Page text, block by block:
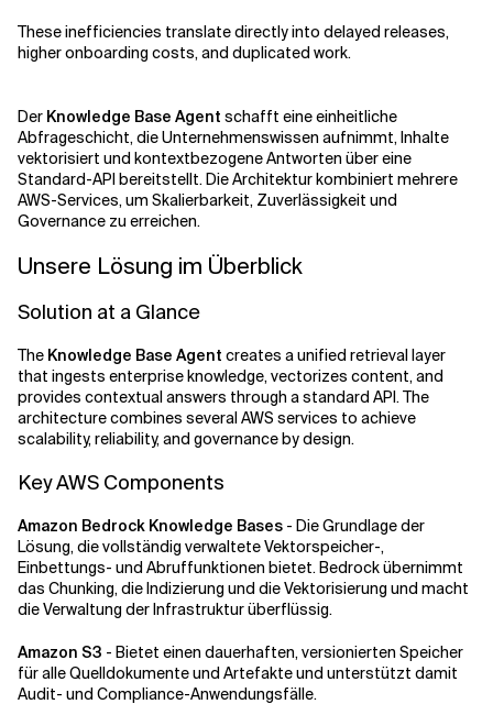
These inefficiencies translate directly into delayed releases,
higher onboarding costs, and duplicated work.
Der Knowledge Base Agent schafft eine einheitliche
Abfrageschicht, die Unternehmenswissen aufnimmt, Inhalte
vektorisiert und kontextbezogene Antworten über eine
Standard-API bereitstellt. Die Architektur kombiniert mehrere
AWS-Services, um Skalierbarkeit, Zuverlässigkeit und
Governance zu erreichen.
Unsere Lösung im Überblick
Solution at a Glance
The Knowledge Base Agent creates a unified retrieval layer
that ingests enterprise knowledge, vectorizes content, and
provides contextual answers through a standard API. The
architecture combines several AWS services to achieve
scalability, reliability, and governance by design.
Key AWS Components
Amazon Bedrock Knowledge Bases - Die Grundlage der
Lösung, die vollständig verwaltete Vektorspeicher-,
Einbettungs- und Abruffunktionen bietet. Bedrock übernimmt
das Chunking, die Indizierung und die Vektorisierung und macht
die Verwaltung der Infrastruktur überflüssig.
Amazon S3 - Bietet einen dauerhaften, versionierten Speicher
für alle Quelldokumente und Artefakte und unterstützt damit
Audit- und Compliance-Anwendungsfälle.